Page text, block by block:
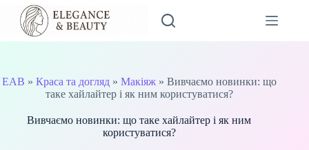
Перейти
вмісту
EAB » Краса та догляд» Макіяж» Вивчаємо новинки: що
таке хайлайтер і як ним користуватися?
Вивчаємо новинки: що таке хайлайтер і як ним
користуватися?